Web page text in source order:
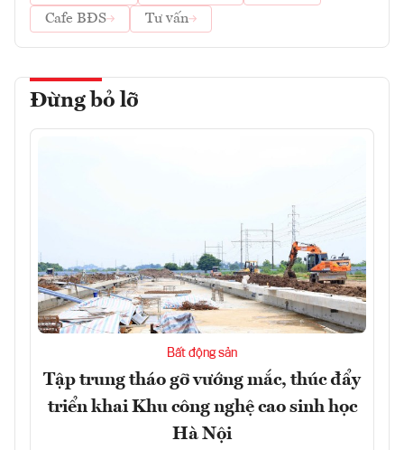
Cafe BĐS
Tư vấn
Đừng bỏ lỡ
Bất động sản
Tập trung tháo gỡ vướng mắc, thúc đẩy
triển khai Khu công nghệ cao sinh học
Hà Nội